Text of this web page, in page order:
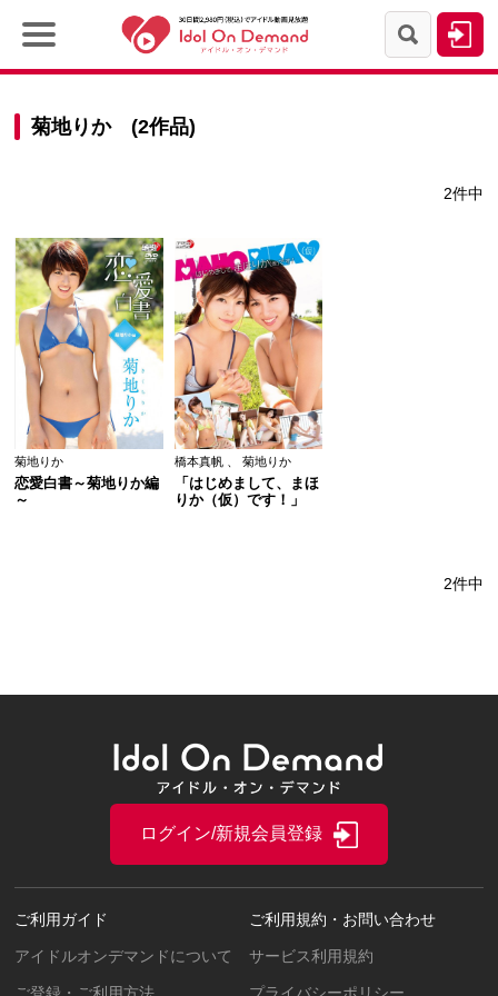
菊地りか (2作品)
2件中
菊地りか
恋愛白書～菊地りか編
～
橋本真帆 菊地りか
「はじめまして、まほ
りか（仮）です！」
2件中
ご利用ガイド
アイドルオンデマンドについて
ご利用規約・お問い合わせ
サービス利用規約
ログイン/新規会員登録